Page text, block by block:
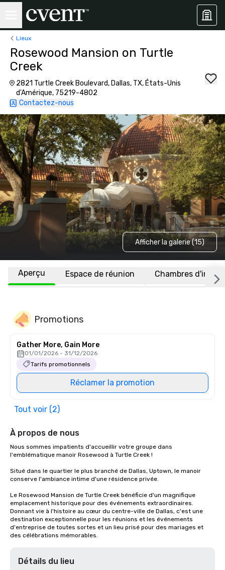
Lieux
Rosewood Mansion on Turtle
Creek
2821 Turtle Creek Boulevard, Dallas, TX, États-Unis
d'Amérique, 75219-4802
Contactez-nous
Afficher la galerie (15)
Aperçu Espace de réunion Chambres
Promotions
Gather More, Gain More
01/01/2026 - 31/12/2026
Tarifs promotionnels
Réclamer la promotion
Tout voir (2)
À propos de nous
Nous sommes impatients d'accueillir votre groupe dans
l'emblématique manoir Rosewood à Turtle Creek !
Situé dans le quartier le plus branché de Dallas, Uptown, le manoir
conserve l'ambiance intime d'une résidence privée.
Le Rosewood Mansion de Turtle Creek bénéficie d'un magnifique
emplacement historique pour des événements extraordinaires.
Donnant vie à l'histoire au cœur du centre-ville de Dallas, c'est une
destination exceptionnelle pour les réunions et les événements
d'entreprise de toutes sortes et un lieu prisé pour des mariages et
des célébrations mémorables.
Détails du lieu